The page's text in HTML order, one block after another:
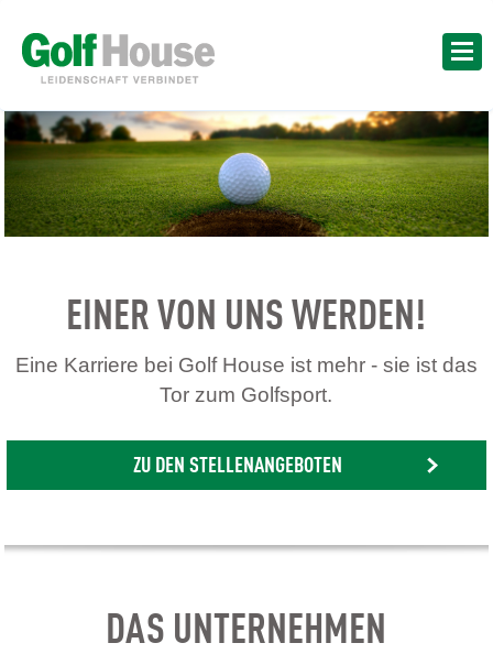
EINER VON UNS WERDEN!
Eine Karriere bei Golf House ist mehr - sie ist das
Tor zum Golfsport.
ZU DEN STELLENANGEBOTEN
DAS UNTERNEHMEN